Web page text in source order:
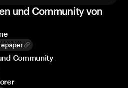
und Community von
Community